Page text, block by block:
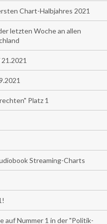
Chart-Halbjahres 2021
letzten Woche an allen
Platz 1
Streaming-Charts
auf Nummer 1 in der "Politik-